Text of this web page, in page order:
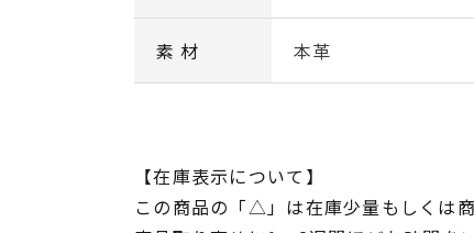
素 材 本革
【在庫表示について】
この商品の「△」は在庫少量もしくは